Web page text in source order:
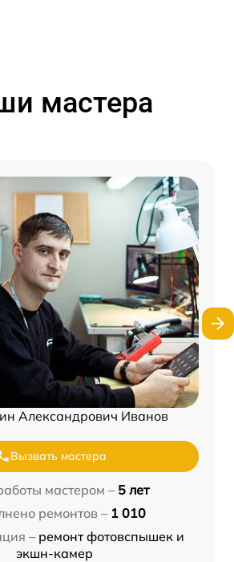
мастера
Александрович Иванов
Вызвать мастера
мастером – 5 лет
ремонтов – 1 010
– ремонт фотовспышек и
экшн-камер